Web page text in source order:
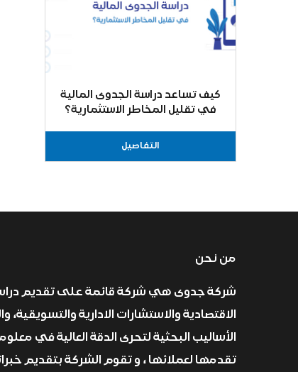
كيف تساعد دراسة الجدوى المالية
في تقليل المخاطر الاستثمارية؟
التفاصيل
من نحن
شركة جدوى هي شركة قائمة على تقديم
الاقتصادية والاستشارات الادارية
الأساليب البحثية لتحرى الدقة العالية في
تقدمها لعملائها ، و تقوم الشركة بتقديم